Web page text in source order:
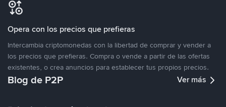
Opera con los precios que prefieras
Intercambia criptomonedas con la libertad de comprar y vender a
los precios que prefieras. Compra o vende a partir de las ofertas
existentes, o crea anuncios para establecer tus propios precios.
Blog de P2P Ver más